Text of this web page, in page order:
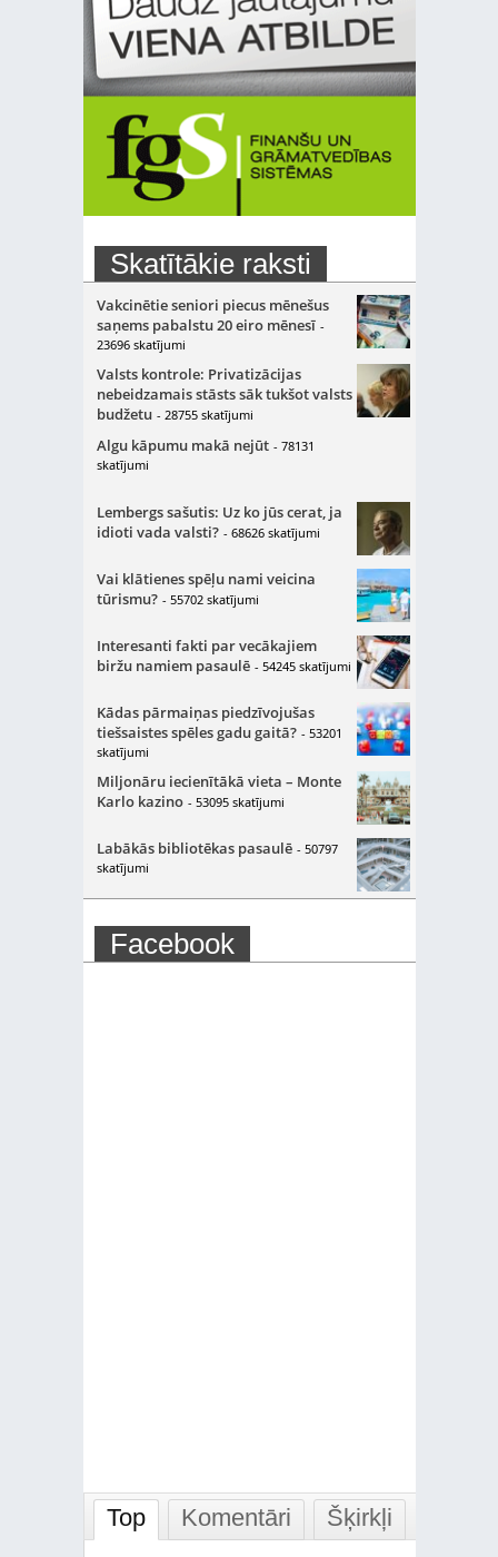
Skatītākie raksti
Vakcinētie seniori piecus mēnešus
saņems pabalstu 20 eiro mēnesī -
23696 skatījumi
Valsts kontrole: Privatizācijas
nebeidzamais stāsts sāk tukšot valsts
budžetu - 28755 skatījumi
Algu kāpumu makā nejūt - 78131
skatījumi
Lembergs sašutis: Uz ko jūs cerat, ja
idioti vada valsti? - 68626 skatījumi
Vai klātienes spēļu nami veicina
tūrismu? - 55702 skatījumi
Interesanti fakti par vecākajiem
biržu namiem pasaulē - 54245 skatījumi
Kādas pārmaiņas piedzīvojušas
tiešsaistes spēles gadu gaitā? - 53201
skatījumi
Miljonāru iecienītākā vieta – Monte
Karlo kazino - 53095 skatījumi
Labākās bibliotēkas pasaulē - 50797
skatījumi
Facebook
Top Komentāri Šķirkļi